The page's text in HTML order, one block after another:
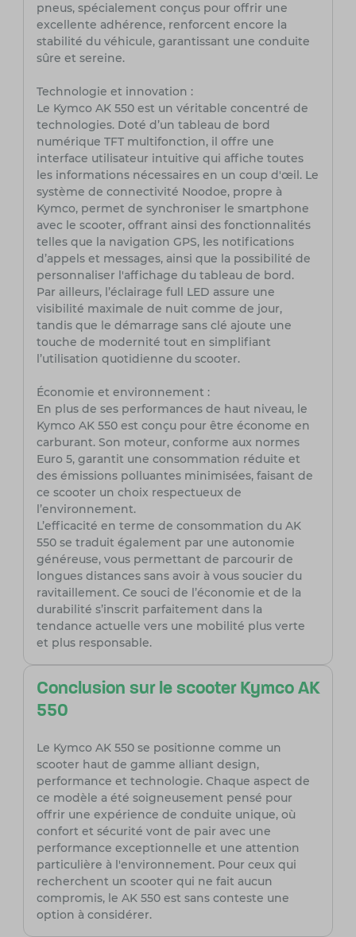
pneus, spécialement conçus pour offrir une
excellente adhérence, renforcent encore la
stabilité du véhicule, garantissant une conduite
sûre et sereine.
Technologie et innovation :
Le Kymco AK 550 est un véritable concentré de
technologies. Doté d’un tableau de bord
numérique TFT multifonction, il offre une
interface utilisateur intuitive qui affiche toutes
les informations nécessaires en un coup d'œil. Le
système de connectivité Noodoe, propre à
Kymco, permet de synchroniser le smartphone
avec le scooter, offrant ainsi des fonctionnalités
telles que la navigation GPS, les notifications
d’appels et messages, ainsi que la possibilité de
personnaliser l'affichage du tableau de bord.
Par ailleurs, l’éclairage full LED assure une
visibilité maximale de nuit comme de jour,
tandis que le démarrage sans clé ajoute une
touche de modernité tout en simplifiant
l’utilisation quotidienne du scooter.
Économie et environnement :
En plus de ses performances de haut niveau, le
Kymco AK 550 est conçu pour être économe en
carburant. Son moteur, conforme aux normes
Euro 5, garantit une consommation réduite et
des émissions polluantes minimisées, faisant de
ce scooter un choix respectueux de
l’environnement.
L’efficacité en terme de consommation du AK
550 se traduit également par une autonomie
généreuse, vous permettant de parcourir de
longues distances sans avoir à vous soucier du
ravitaillement. Ce souci de l’économie et de la
durabilité s’inscrit parfaitement dans la
tendance actuelle vers une mobilité plus verte
et plus responsable.
Conclusion sur le scooter Kymco AK
550
Le Kymco AK 550 se positionne comme un
scooter haut de gamme alliant design,
performance et technologie. Chaque aspect de
ce modèle a été soigneusement pensé pour
offrir une expérience de conduite unique, où
confort et sécurité vont de pair avec une
performance exceptionnelle et une attention
particulière à l'environnement. Pour ceux qui
recherchent un scooter qui ne fait aucun
compromis, le AK 550 est sans conteste une
option à considérer.